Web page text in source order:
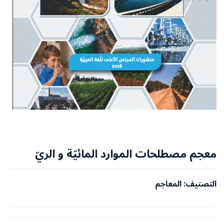
معجم مصطلحات الموارد المائيّة و الريّ
التصنيف: المعاجم